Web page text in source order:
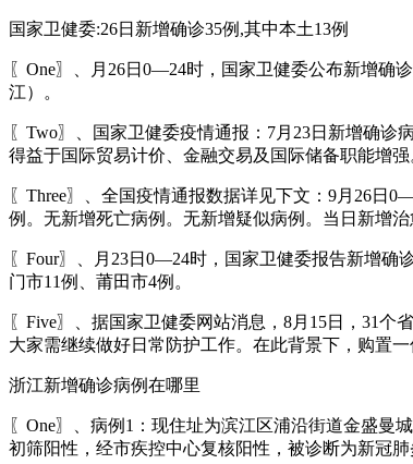
国家卫健委:26日新增确诊35例,其中本土13例
〖One〗、月26日0—24时，国家卫健委公布新增确
江）。
〖Two〗、国家卫健委疫情通报：7月23日新增确诊
得益于国际贸易计价、金融交易及国际储备职能增强
〖Three〗、全国疫情通报数据详见下文：9月26日
例。无新增死亡病例。无新增疑似病例。当日新增
〖Four〗、月23日0—24时，国家卫健委报告新增确
门市11例、莆田市4例。
〖Five〗、据国家卫健委网站消息，8月15日，31
大家需继续做好日常防护工作。在此背景下，购置
浙江新增确诊病例在哪里
〖One〗、病例1：现住址为滨江区浦沿街道金盛曼
初筛阳性，经市疾控中心复核阳性，被诊断为新冠